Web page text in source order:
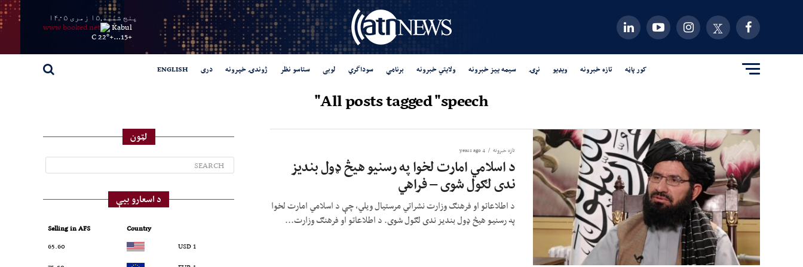
پنج شنبه,۱۵ زمری ۱۴۰۵
Kabul
+
15...
+
22° C
کور پاڼه تازه خبرونه ویډیو نړۍ سیمه ییز خبرونه ولایتي خبرونه برنامې سوداگري لوبی ستاسو نظر ژوندۍ خپرونه دری ENGLISH
All posts tagged "speech"
تازه خبرونه 4 years ago
د اسلامي امارت لخوا په رسنيو هيڅ ډول بنديز
ندى لګول شوى – فراهي
د اطلاعاتو او فرهنګ وزارت نشراتي مرستیال ويلي، چې د اسلامي امارت لخوا
په رسنيو هيڅ ډول بنديز ندى لګول شوى. د اطلاعاتو او فرهنګ وزارت...
لټون
د اسعارو بیې
Country
Selling in AFS
1 USD
65.60